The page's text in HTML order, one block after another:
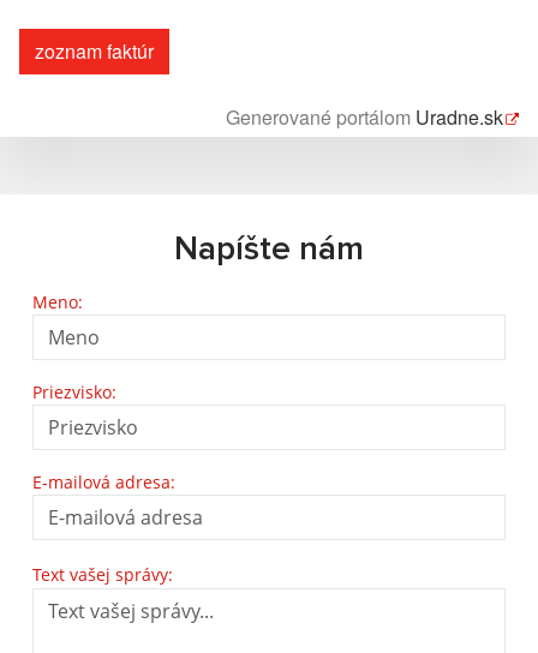
zoznam faktúr
Generované portálom Uradne.sk
Napíšte nám
Meno:
Priezvisko:
E-mailová adresa:
Text vašej správy: